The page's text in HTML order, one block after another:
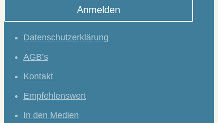
Anmelden
Datenschutzerklärung
AGB’s
Kontakt
Empfehlenswert
In den Medien